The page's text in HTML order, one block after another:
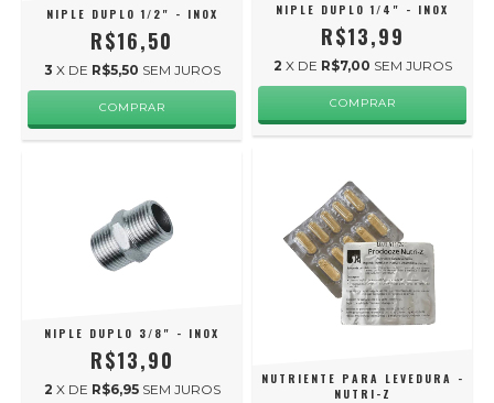
NIPLE DUPLO 1/2" - INOX
R$16,50
3 X DE R$5,50 SEM JUROS
NIPLE DUPLO 1/4" - INOX
R$13,99
2 X DE R$7,00 SEM JUROS
NIPLE DUPLO 3/8" - INOX
R$13,90
2 X DE R$6,95 SEM JUROS
NUTRIENTE PARA LEVEDURA -
NUTRI-Z